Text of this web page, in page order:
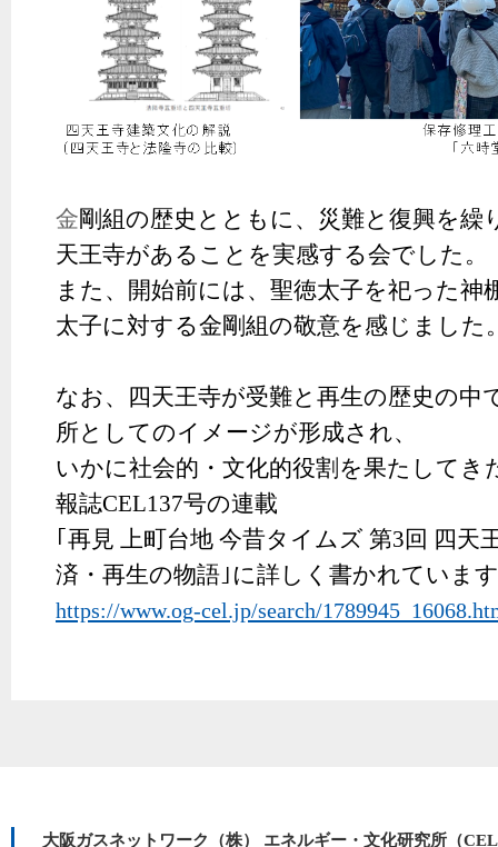
金剛組の歴史とともに、災難と復興を繰
天王寺があ る こ とを実感する会でした。
また、開始前には、 聖徳太子を祀った神
太子に対する金剛組の敬意を感じました
なお、四天王寺が受難と再生の歴史の中
所としてのイメージが形成され、
いかに社会的・文化的役割を果たしてき
報誌CEL137号の連載
｢ 再見 上町 台地 今昔タ イ ム ズ 第3 回 四天
済 ・ 再生の物語 ｣ に詳し く 書かれてい ま
https://www.og-cel.jp/search/
大阪ガスネットワーク（株） エネルギー・文化研究所（